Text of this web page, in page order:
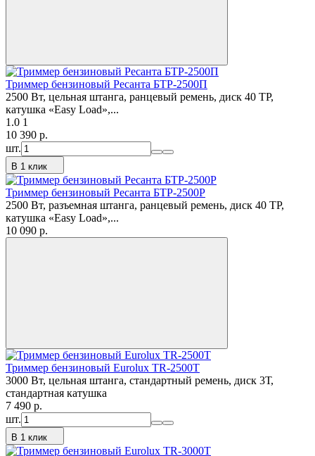
Триммер бензиновый Ресанта БТР-2500П
2500 Вт, цельная штанга, ранцевый ремень, диск 40 ТР,
катушка «Easy Load»,...
1.0 1
10 390 p.
шт.
В 1 клик
Триммер бензиновый Ресанта БТР-2500Р
2500 Вт, разъемная штанга, ранцевый ремень, диск 40 ТР,
катушка «Easy Load»,...
10 090 p.
Триммер бензиновый Eurolux TR-2500T
3000 Вт, цельная штанга, стандартный ремень, диск 3Т,
стандартная катушка
7 490 p.
шт.
В 1 клик